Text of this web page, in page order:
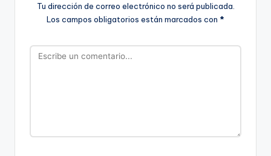
Tu dirección de correo electrónico no será publicada.
Los campos obligatorios están marcados con *